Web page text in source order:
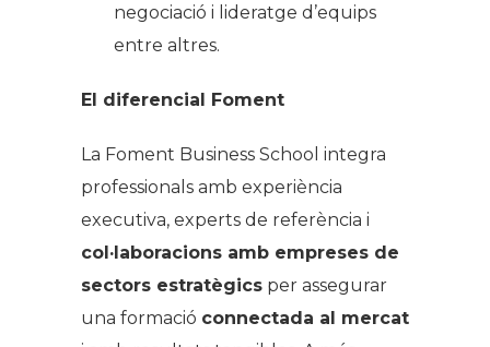
negociació i lideratge d’equips
entre altres.
El diferencial Foment
La Foment Business School integra
professionals amb experiència
executiva, experts de referència i
col·laboracions amb empreses de
sectors estratègics per assegurar
una formació connectada al mercat